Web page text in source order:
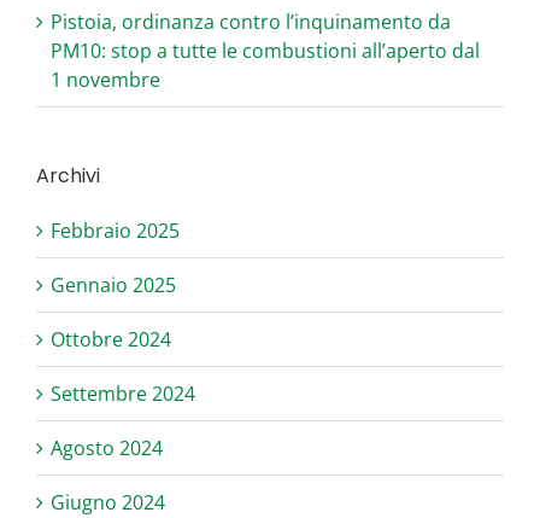
Pistoia, ordinanza contro l’inquinamento da
PM10: stop a tutte le combustioni all’aperto dal
1 novembre
Archivi
Febbraio 2025
Gennaio 2025
Ottobre 2024
Settembre 2024
Agosto 2024
Giugno 2024